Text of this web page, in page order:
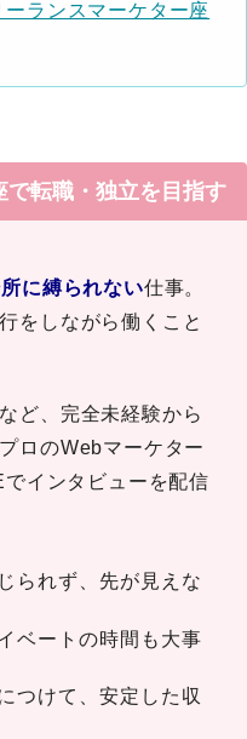
ーランスマーケター座
で転職・独立を目指す
に縛られない仕事。
をしながら働くこと
ど、完全未経験から
ロのWebマーケター
インタビューを配信
られず、先が見えな
ベートの時間も大事
つけて、安定した収